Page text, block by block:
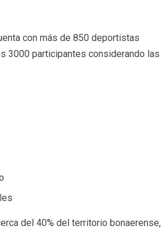
con más de 850 deportistas
3000 participantes considerando las
del 40% del territorio bonaerense,